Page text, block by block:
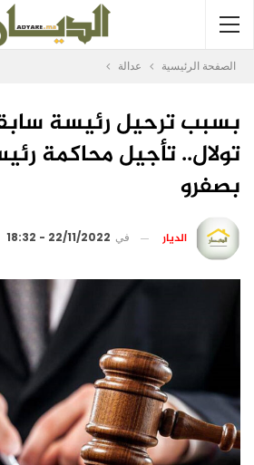
الصفحة الرئيسية عدالة
بسبب ترحيل رئيسة
تولال.. تأجيل محاكمة
بصفرو
الديار في 22/11/2022 - 18:32